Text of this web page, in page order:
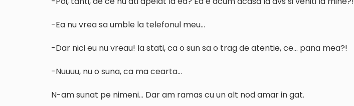
-Ea nu vrea sa umble la telefonul meu…
-Dar nici eu nu vreau! Ia stati, ca o sun sa o trag de atentie, ce… pana mea?!
-Nuuuu, nu o suna, ca ma cearta…
N-am sunat pe nimeni… Dar am ramas cu un alt nod amar in gat.